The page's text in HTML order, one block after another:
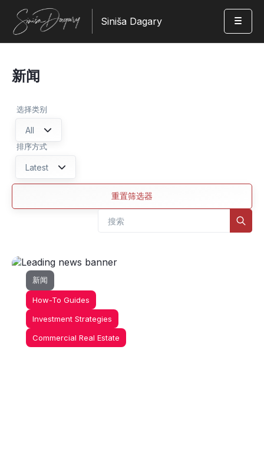
Siniša Dagary
新闻
选择类别
All
排序方式
Latest
重置筛选器
新闻
How-To Guides
Investment Strategies
Commercial Real Estate